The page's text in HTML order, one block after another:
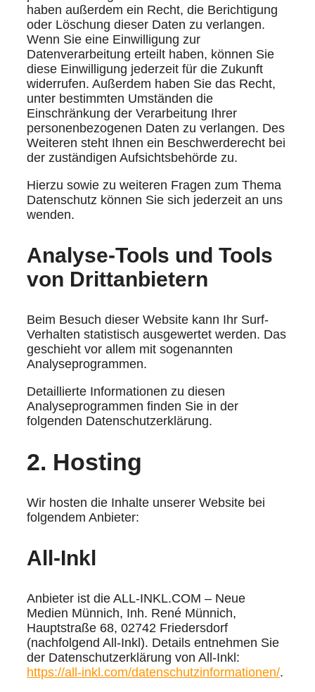
haben außerdem ein Recht, die Berichtigung
oder Löschung dieser Daten zu verlangen.
Wenn Sie eine Einwilligung zur
Datenverarbeitung erteilt haben, können Sie
diese Einwilligung jederzeit für die Zukunft
widerrufen. Außerdem haben Sie das Recht,
unter bestimmten Umständen die
Einschränkung der Verarbeitung Ihrer
personenbezogenen Daten zu verlangen. Des
Weiteren steht Ihnen ein Beschwerderecht bei
der zuständigen Aufsichtsbehörde zu.
Hierzu sowie zu weiteren Fragen zum Thema
Datenschutz können Sie sich jederzeit an uns
wenden.
Analyse-Tools und Tools
von Dritt­anbietern
Beim Besuch dieser Website kann Ihr Surf-
Verhalten statistisch ausgewertet werden. Das
geschieht vor allem mit sogenannten
Analyseprogrammen.
Detaillierte Informationen zu diesen
Analyseprogrammen finden Sie in der
folgenden Datenschutzerklärung.
2. Hosting
Wir hosten die Inhalte unserer Website bei
folgendem Anbieter:
All-Inkl
Anbieter ist die ALL-INKL.COM – Neue
Medien Münnich, Inh. René Münnich,
Hauptstraße 68, 02742 Friedersdorf
(nachfolgend All-Inkl). Details entnehmen Sie
der Datenschutzerklärung von All-Inkl:
https://all-inkl.com/datenschutzinformationen/.